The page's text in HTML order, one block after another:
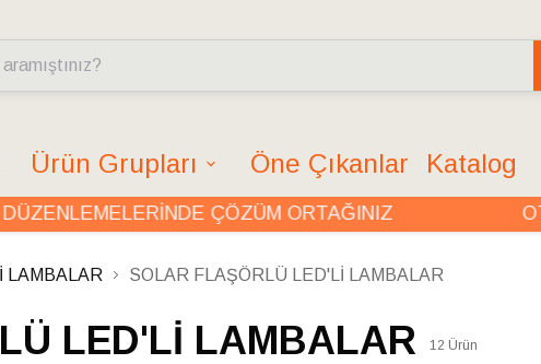
Ürün Grupları Öne Çıkanlar Katalog
ÇÖZÜM ORTAĞINIZ
LAMBALAR SOLAR FLAŞÖRLÜ LED'Lİ LAMBALAR
LED'Lİ LAMBALAR 12 Ürün